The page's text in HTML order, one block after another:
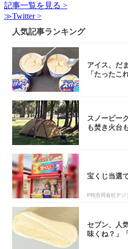
記事一覧を見る >
≫Twitter >
人気記事ランキング
アイス、だ
「たったこ
スノーピー
も焚き火台
宝くじ当選
PR(合同会社デジ
セブン、人
味くね？」